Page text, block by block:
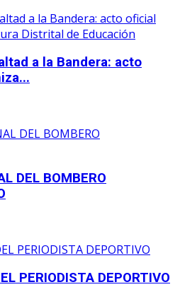
a la Bandera: acto
DEL BOMBERO
PERIODISTA DEPORTIVO